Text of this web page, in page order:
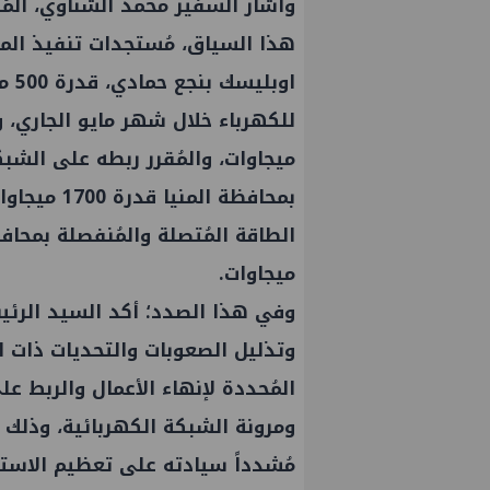
هذا السياق، مُستجدات تنفيذ
ميجاوات.
وفي هذا الصدد؛ أكد السيد
وتذليل الصعوبات والتحديات ذات
المُحددة لإنهاء الأعمال
ومرونة الشبكة الكهربائية،
مُشدداً سيادته على تعظيم